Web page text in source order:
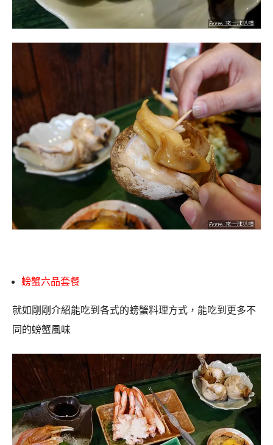
螃蟹六品套餐
就如剛剛介紹能吃到各式的螃蟹料理方式，能吃到更多不
同的螃蟹風味